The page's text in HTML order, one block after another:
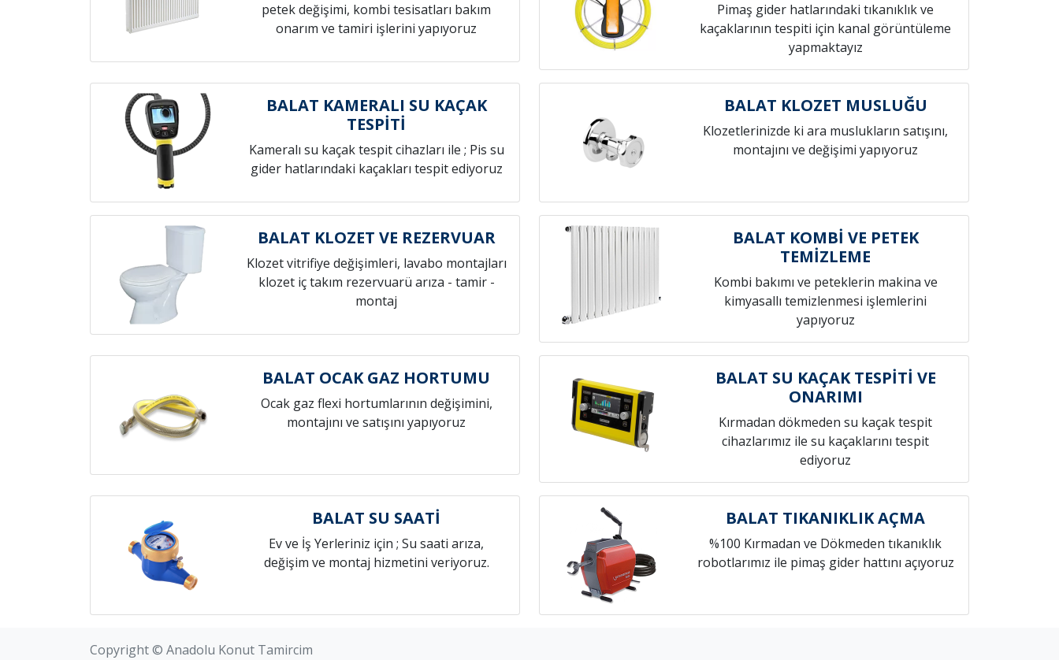
petek değişimi, kombi tesisatları bakım
onarım ve tamiri işlerini yapıyoruz
Pimaş gider hatlarındaki tıkanıklık ve
kaçaklarının tespiti için kanal görüntüleme
yapmaktayız
BALAT KAMERALI SU KAÇAK
TESPİTİ
Kameralı su kaçak tespit cihazları ile ; Pis su
gider hatlarındaki kaçakları tespit ediyoruz
BALAT KLOZET MUSLUĞU
Klozetlerinizde ki ara muslukların satışını,
montajını ve değişimi yapıyoruz
BALAT KLOZET VE REZERVUAR
Klozet vitrifiye değişimleri, lavabo montajları
klozet iç takım rezervuarü arıza - tamir -
montaj
BALAT KOMBİ VE PETEK
TEMİZLEME
Kombi bakımı ve peteklerin makina ve
kimyasallı temizlenmesi işlemlerini
yapıyoruz
BALAT OCAK GAZ HORTUMU
Ocak gaz flexi hortumlarının değişimini,
montajını ve satışını yapıyoruz
BALAT SU KAÇAK TESPİTİ VE
ONARIMI
Kırmadan dökmeden su kaçak tespit
cihazlarımız ile su kaçaklarını tespit
ediyoruz
BALAT SU SAATİ
Ev ve İş Yerleriniz için ; Su saati arıza,
değişim ve montaj hizmetini veriyoruz.
BALAT TIKANIKLIK AÇMA
%100 Kırmadan ve Dökmeden tıkanıklık
robotlarımız ile pimaş gider hattını açıyoruz
Copyright © Anadolu Konut Tamircim